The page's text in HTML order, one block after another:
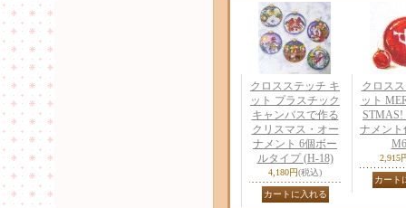
クロスステッチ キ
ット プラスチック
キャンバスで作る
クリスマス・オー
ナメント 6個ボー
ルタイプ (H-18)
4,180円(税込)
クロス
ット
STMAS!
ナメント
2,915